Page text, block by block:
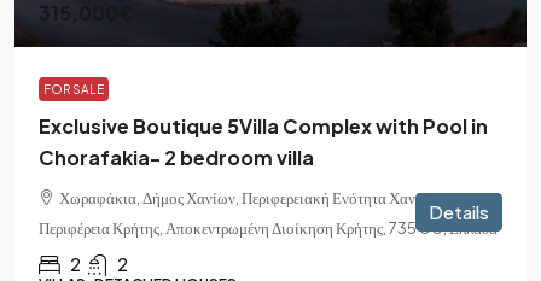
315,000€
FOR SALE
Exclusive Boutique 5Villa Complex with Pool in
Chorafakia- 2 bedroom villa
Χωραφάκια, Δήμος Χανίων, Περιφερειακή Ενότητα Χανίων,
Περιφέρεια Κρήτης, Αποκεντρωμένη Διοίκηση Κρήτης, 735 00, Ελλάδα
2 2
Details